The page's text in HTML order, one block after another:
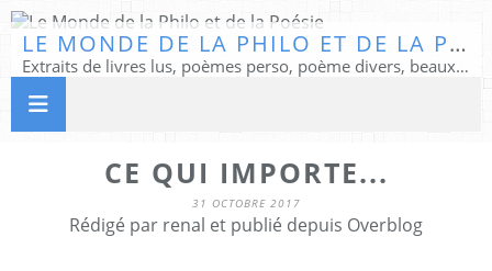
LE MONDE DE LA PHILO ET DE LA POÉSIE
Extraits de livres lus, poèmes perso, poème divers, beaux textes...
CE QUI IMPORTE...
31 OCTOBRE 2017
Rédigé par renal et publié depuis Overblog